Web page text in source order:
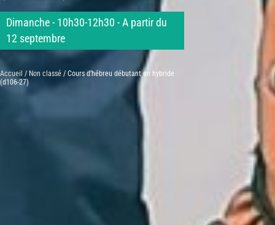
Dimanche - 10h30-12h30 - A partir du
12 septembre
Accueil / Non classé / Cours d’hébreu débutant en hybride
(d106-27)